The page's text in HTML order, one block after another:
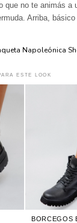
que no te animás a
Arriba,
ESTE LOOK
BORCEGOS